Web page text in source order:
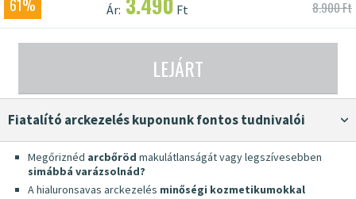
61% Ár: Ft 8.900 Ft
LEJÁRT
fiatalító arckezelés kuponunk fontos tudnivalói
Megőriznéd arcbőröd makulátlanságát vagy legszívesebben
simábbá varázsolnád?
A hialuronsavas arckezelés minőségi kozmetikumokkal